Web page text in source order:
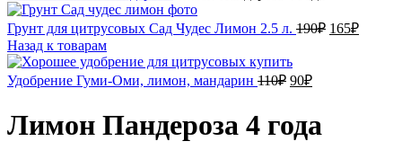
Грунт для цитрусовых Сад Чудес Лимон 2.5 л. 190₽ 165₽
Назад к товарам
Удобрение Гуми-Оми, лимон, мандарин 110₽ Первоначальная
110₽.
90₽Текущая
Лимон Пандероза 4 года